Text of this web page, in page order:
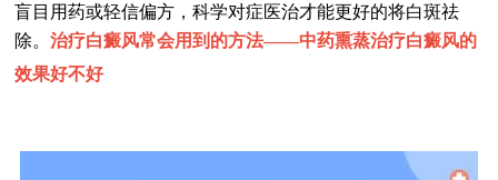
盲目用药或轻信偏方，科学对症医治才能更好的将白斑祛
除。治疗白癜风常会用到的方法——中药熏蒸治疗白癜风的
效果好不好